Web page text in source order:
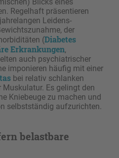
Regelhaft präsentieren
Leidens­
der
(Diabetes
Erkrankungen,
auch psychiatrischer
imponieren häufig mit einer
bei relativ schlanken
Es gelingt den
Kniebeuge zu machen und
selbstständig aufzurichten.
belastbare